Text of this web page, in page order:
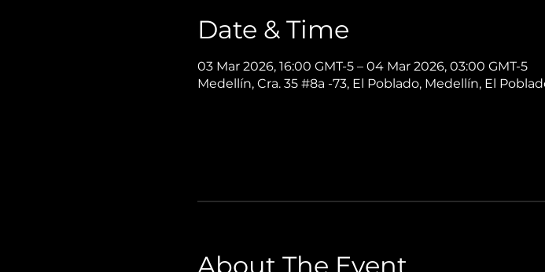
Date & Time
03 Mar 2026, 16:00 GMT-5 – 04 Mar 2026, 03:00 GMT-5
Medellín, Cra. 35 #8a -73, El Poblado, Medellín, El
About The Event